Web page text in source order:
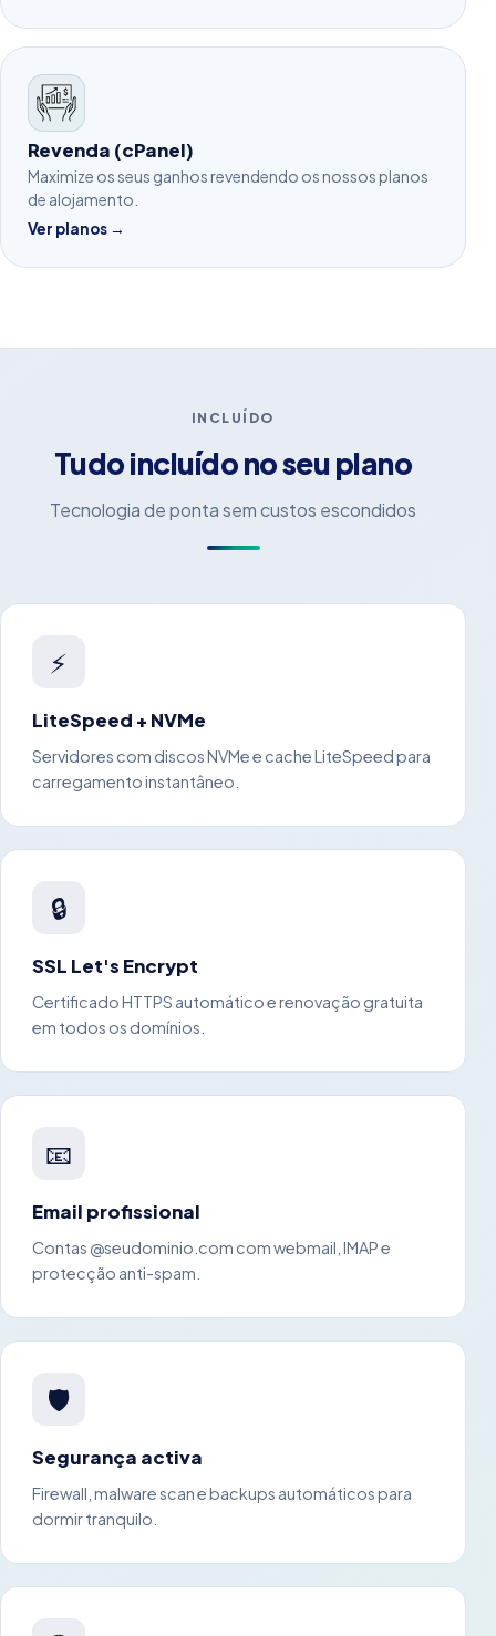
Revenda (cPanel)
Maximize os seus ganhos revendendo os nossos planos
de alojamento.
Ver planos →
INCLUÍDO
Tudo incluído no seu plano
Tecnologia de ponta sem custos escondidos
⚡
LiteSpeed + NVMe
Servidores com discos NVMe e cache LiteSpeed para
carregamento instantâneo.
🔒
SSL Let's Encrypt
Certificado HTTPS automático e renovação gratuita
em todos os domínios.
📧
Email profissional
Contas @seudominio.com com webmail, IMAP e
protecção anti-spam.
🛡️
Segurança activa
Firewall, malware scan e backups automáticos para
dormir tranquilo.